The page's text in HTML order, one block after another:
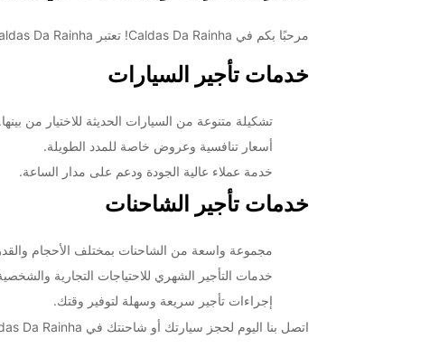
مرحبًا بكم في Caldas Da Rainha! تعتبر Caldas Da Rainha واحدة من الوجهات السياحية الرائعة في بورتغال، ويسعدنا أن نقدم لكم خدمات تأجير السيارات والشاحنات عالية الجودة هنا.
خدمات تأجير السيارات
تشكيلة متنوعة من السيارات الحديثة للاختيار من بينها.
أسعار تنافسية وعروض خاصة للمدد الطويلة.
خدمة عملاء عالية الجودة ودعم على مدار الساعة.
خدمات تأجير الشاحنات
مجموعة واسعة من الشاحنات بمختلف الأحجام
خدمات التأجير الشهري للاحتياجات التجارية
إجراءات تأجير سريعة وسهلة لتوفير وقتك.
اتصل بنا اليوم لحجز سيارتك أو شاحنتك في Caldas Da Rainha واستمتع بتجربة تأجير مريحة وموثوقة مع Europcar.